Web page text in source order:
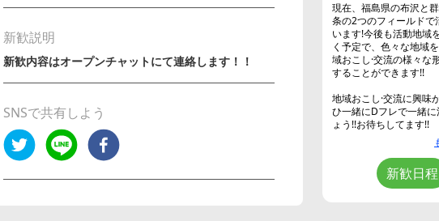
新歓説明
新歓内容はオープンチャットにて連絡します！！
SNSで共有しよう
現在、福島県の布沢と
条の2つのフィールドで
います!今後も活動地域
く予定で、色々な地域
域おこし·交流の様々な
することができます!!
地域おこし·交流に興味
ひ一緒にDフレで一緒に
ょう!!お待ちしてます!!
新歓日程